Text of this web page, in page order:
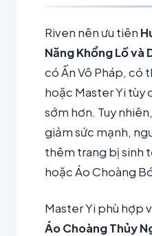
Riven nên ưu tiên
Năng Khổng Lồ và
có Ấn Vô Pháp, có
hoặc Master Yi tùy
sớm hơn. Tuy
giảm sức mạnh,
thêm trang bị sinh
hoặc Áo Choàng
Master Yi phù hợp
Áo Choàng Thủy